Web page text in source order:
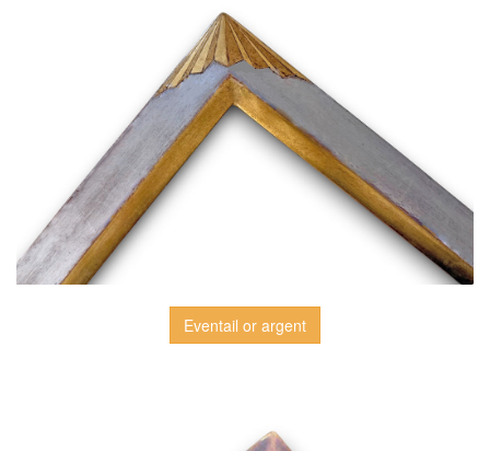
Eventail or argent